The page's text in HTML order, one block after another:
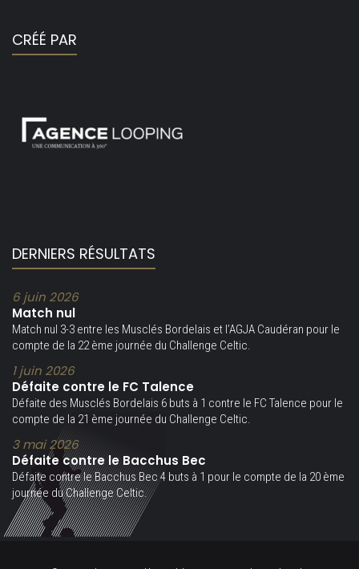
CRÉÉ PAR
DERNIERS RÉSULTATS
6 juin 2026
Match nul
Match nul 3-3 entre les Musclés Bordelais et l’AGJA Caudéran pour le
compte de la 22 ème journée du Challenge Celtic.
1 juin 2026
Défaite contre le FC Talence
Défaite des Musclés Bordelais 6 buts à 1 contre le FC Talence pour le
compte de la 21 ème journée du Challenge Celtic.
3 mai 2026
Défaite contre le Bacchus Bec
Défaite contre le Bacchus Bec 4 buts à 1 pour le compte de la 20 ème
journée du Challenge Celtic.